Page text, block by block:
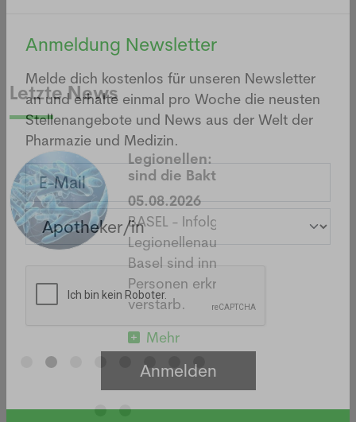
Letzte News
Legionellen: Wie gefährlich
sind die Bakterien wirklich?
05.08.2026
BASEL - Infolge eines
Legionellenausbruchs im Raum
Basel sind innert zwei Wochen 26
Personen erkrankt, eine davon
verstarb.
Mehr
Anmeldung Newsletter
Melde dich kostenlos für unseren Newsletter
an und erhalte einmal pro Woche die neusten
Stellenangebote und News aus der Welt der
Pharmazie und Medizin.